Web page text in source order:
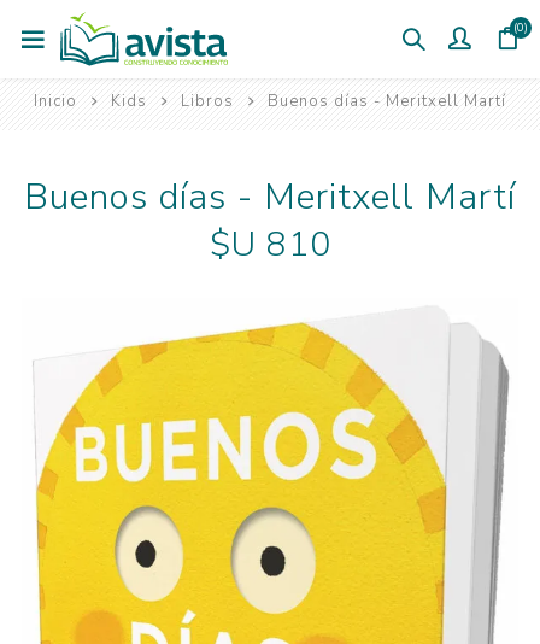
(0)
Inicio Kids Libros Buenos días - Meritxell Martí
Buenos días - Meritxell Martí
$U 810